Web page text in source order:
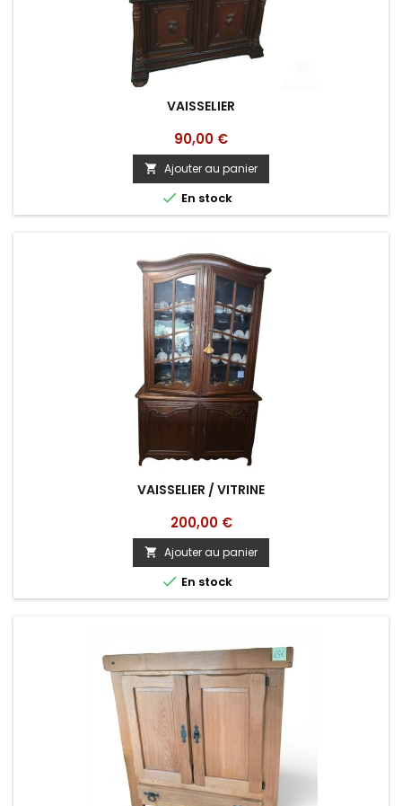
VAISSELIER
Prix
90,00 €
 Ajouter au panier
 En stock
VAISSELIER / VITRINE
Prix
200,00 €
 Ajouter au panier
 En stock